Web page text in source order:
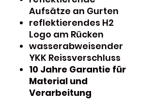
Aufsätze an Gurten
reflektierendes H2
Logo am Rücken
wasserabweisender
YKK Reissverschluss
10 Jahre Garantie für
Material und
Verarbeitung